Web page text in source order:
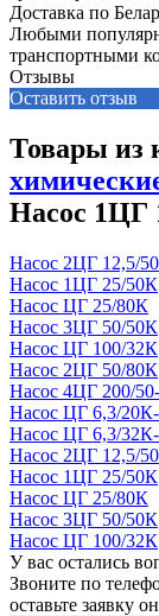
Доставка по
Любыми
транспортными
Отзывы
Оставить отзыв
Товары из
Насос 1ЦГ
Насос 2ЦГ 12,5/
Насос 1ЦГ 25/50К
Насос ЦГ 25/80К
Насос 3ЦГ 50/50К
Насос ЦГ 100/32К
Насос 2ЦГ 50/80К
Насос 4ЦГ 200/
Насос ЦГ 6,3/20К-
Насос ЦГ 6,3/
Насос 2ЦГ 12,5/
Насос 1ЦГ 25/50К
Насос ЦГ 25/80К
Насос 3ЦГ 50/50К
Насос ЦГ 100/32К
У вас остались
Звоните по
оставьте заявку